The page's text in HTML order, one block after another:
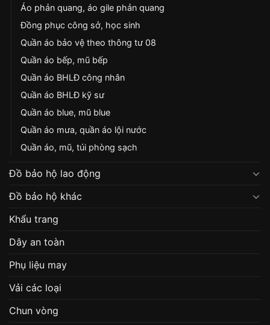
Áo phản quang, áo gile phản quang
Đồng phục công sở, học sinh
Quần áo bảo vệ theo thông tư 08
Quần áo bếp, mũ bếp
Quần áo BHLĐ công nhân
Quần áo BHLĐ kỹ sư
Quần áo blue, mũ blue
Quần áo mưa, quần áo lội nước
Quần áo, mũ, túi phòng sạch
Đồ bảo hộ lao động
Đồ bảo hộ khác
Khẩu trang
Dây an toàn
Phụ liệu may
Vải các loại
Chun vòng